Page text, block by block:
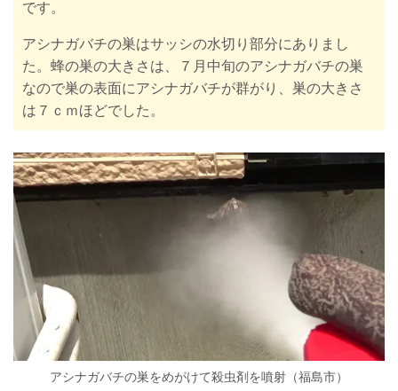
です。
アシナガバチの巣はサッシの水切り部分にありまし
た。蜂の巣の大きさは、７月中旬のアシナガバチの巣
なので巣の表面にアシナガバチが群がり、巣の大きさ
は７ｃｍほどでした。
アシナガバチの巣をめがけて殺虫剤を噴射（福島市）